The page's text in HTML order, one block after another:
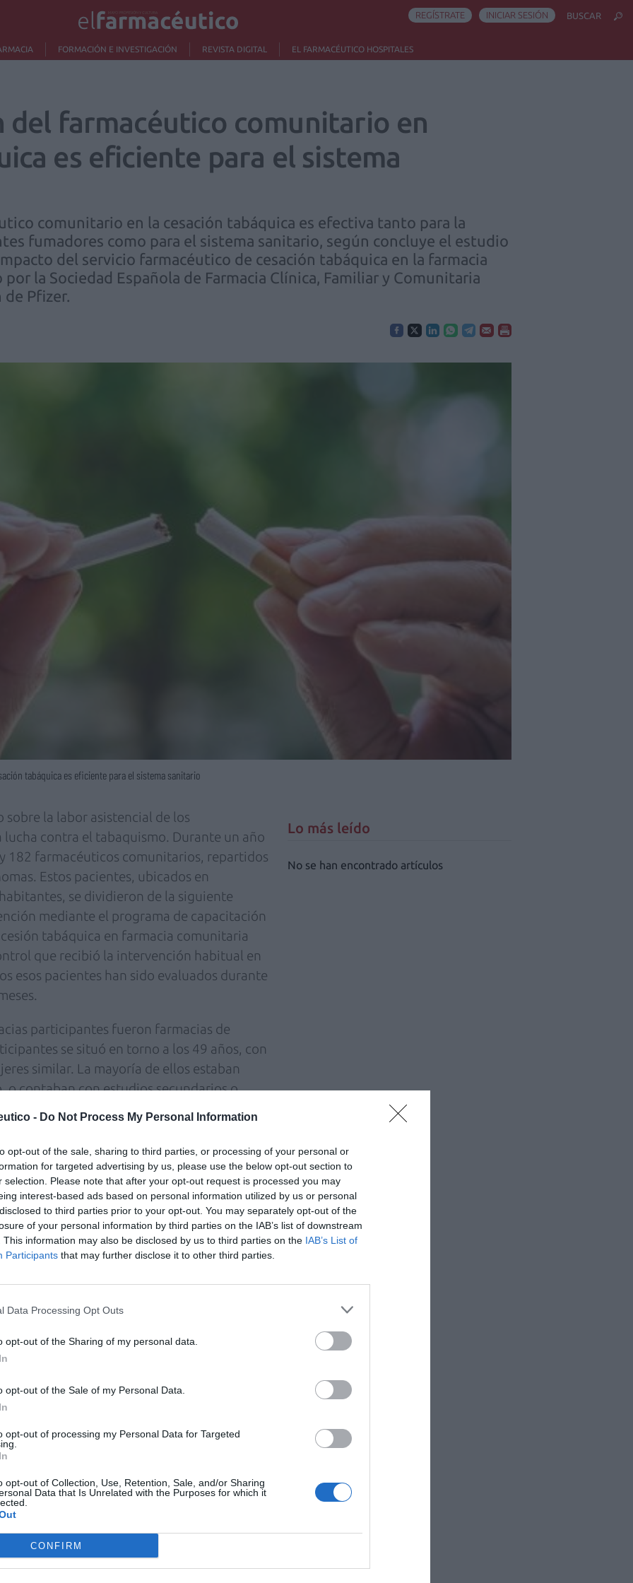
- Do Not Process My Personal Information
opt-out of the sale, sharing to third parties, or processing of your personal or
for targeted advertising by us, please use the below opt-out section to
selection. Please note that after your opt-out request is processed you may
interest-based ads based on personal information utilized by us or personal
to third parties prior to your opt-out. You may separately opt-out of the
of your personal information by third parties on the IAB’s list of downstream
This information may also be disclosed by us to third parties on the IAB’s List of
Participants that may further disclose it to other third parties.
Data Processing Opt Outs
opt-out of the Sharing of my personal data.
opt-out of the Sale of my Personal Data.
opt-out of processing my Personal Data for Targeted
opt-out of Collection, Use, Retention, Sale, and/or Sharing
Data that Is Unrelated with the Purposes for which it
CONFIRM
FORMACIÓN E INVESTIGACIÓN REVISTA DIGITAL EL FARMACÉUTICO HOSPITALES
REGÍSTRATE INICIAR SESIÓN BUSCAR
del farmacéutico comunitario en
es eficiente para el sistema
comunitario en la cesación tabáquica es efectiva tanto para la
fumadores como para el sistema sanitario, según concluye el estudio
del servicio farmacéutico de cesación tabáquica en la farmacia
la Sociedad Española de Farmacia Clínica, Familiar y Comunitaria
de Pfizer.
tabáquica es eficiente para el sistema sanitario
la labor asistencial de los
contra el tabaquismo. Durante un año
182 farmacéuticos comunitarios, repartidos
Estos pacientes, ubicados en
se dividieron de la siguiente
mediante el programa de capacitación
tabáquica en farmacia comunitaria
que recibió la intervención habitual en
esos pacientes han sido evaluados durante
participantes fueron farmacias de
se situó en torno a los 49 años, con
similar. La mayoría de ellos estaban
o contaban con estudios secundarios o
de 28 años fumando con un consumo
realizado algunos intentos previos para
que, de aquellos pacientes que
intervención, el 69% de los incluidos en el
programa CESAR consiguieron dejar el
control solo lo consiguieron el 53%.
el seguimiento, los datos evidenciaron que
tuvieron menos recaídas y mayor
de la Fundación SEFAC y uno de los
que la intervención mediante la
farmacéutico asistencial para la cesación
la calidad de vida de los pacientes
el tabaco con más porcentaje de
el sistema sanitario, ya que no se puede
a cerca de un 30% de la población
de mortalidad».
marcha la campaña «Es tu momento:
SEFAC. En este caso, los
un breve cuestionario a sus pacientes,
Lo más leído
No se han encontrado artículos